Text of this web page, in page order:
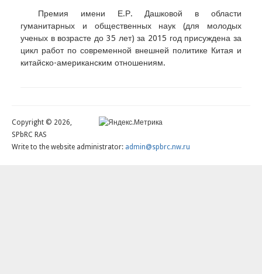
Премия имени Е.Р. Дашковой в области
гуманитарных и общественных наук (для молодых
ученых в возрасте до 35 лет) за 2015 год присуждена за
цикл работ по современной внешней политике Китая и
китайско-американским отношениям.
Copyright © 2026,
SPbRC RAS
Write to the website administrator: admin@spbrc.nw.ru